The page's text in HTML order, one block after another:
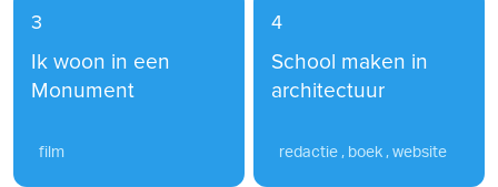
3
Ik woon in een
Monument
film
4
School maken in
architectuur
redactie , boek , website